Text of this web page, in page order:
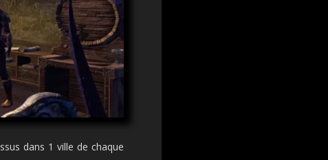
dans 1 ville de chaque